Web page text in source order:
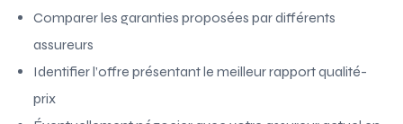
Comparer les garanties proposées par différents
assureurs
Identifier l’offre présentant le meilleur rapport qualité-
prix